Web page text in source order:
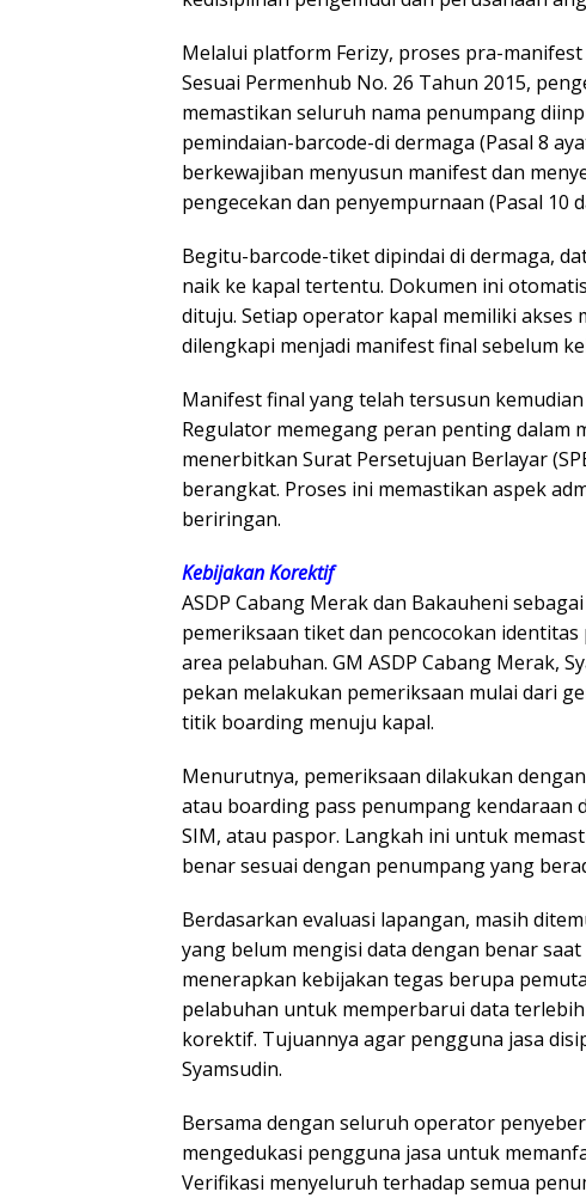
Melalui platform Ferizy, proses pra-
Sesuai Permenhub No. 26 Tahun 2015,
memastikan seluruh nama penumpang
pemindaian-barcode-di dermaga (Pasal 8
berkewajiban menyusun manifest dan
pengecekan dan penyempurnaan (Pasal 10
Begitu-barcode-tiket dipindai di dermaga,
naik ke kapal tertentu. Dokumen ini
dituju. Setiap operator kapal memiliki
dilengkapi menjadi manifest final sebelum
Manifest final yang telah tersusun
Regulator memegang peran penting dalam
menerbitkan Surat Persetujuan Berlayar
berangkat. Proses ini memastikan aspek
beriringan.
Kebijakan Korektif
ASDP Cabang Merak dan Bakauheni
pemeriksaan tiket dan pencocokan
area pelabuhan. GM ASDP Cabang Merak,
pekan melakukan pemeriksaan mulai dari
titik boarding menuju kapal.
Menurutnya, pemeriksaan dilakukan
atau boarding pass penumpang kendaraan
SIM, atau paspor. Langkah ini untuk
benar sesuai dengan penumpang yang
Berdasarkan evaluasi lapangan, masih
yang belum mengisi data dengan benar
menerapkan kebijakan tegas berupa
pelabuhan untuk memperbarui data
korektif. Tujuannya agar pengguna jasa
Syamsudin.
Bersama dengan seluruh operator
mengedukasi pengguna jasa untuk
Verifikasi menyeluruh terhadap semua